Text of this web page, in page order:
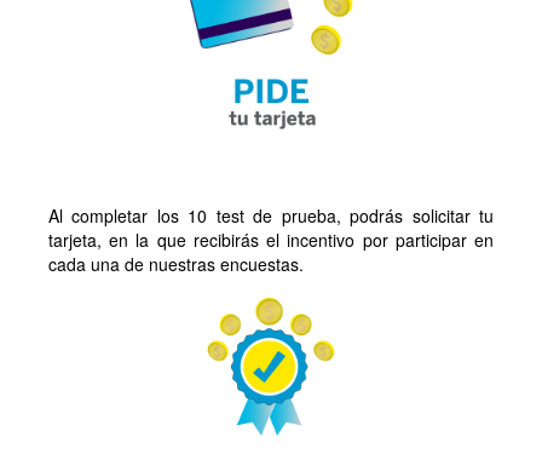
Al completar los 10 test de prueba, podrás solicitar tu
tarjeta, en la que recibirás el incentivo por participar en
cada una de nuestras encuestas.